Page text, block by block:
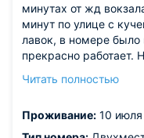
минутах от жд
минут по улице с
лавок, в номере было
прекрасно работает.
совсем не напрягала.
довольна!
Читать полностью
Проживание: 10